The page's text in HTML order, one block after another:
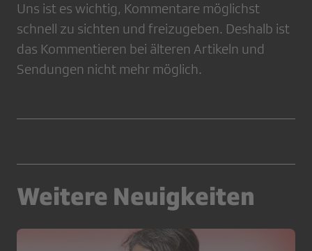
Uns ist es wichtig, Kommentare möglichst
schnell zu sichten und freizugeben. Deshalb ist
das Kommentieren bei älteren Artikeln und
Sendungen nicht mehr möglich.
Weitere Neuigkeiten